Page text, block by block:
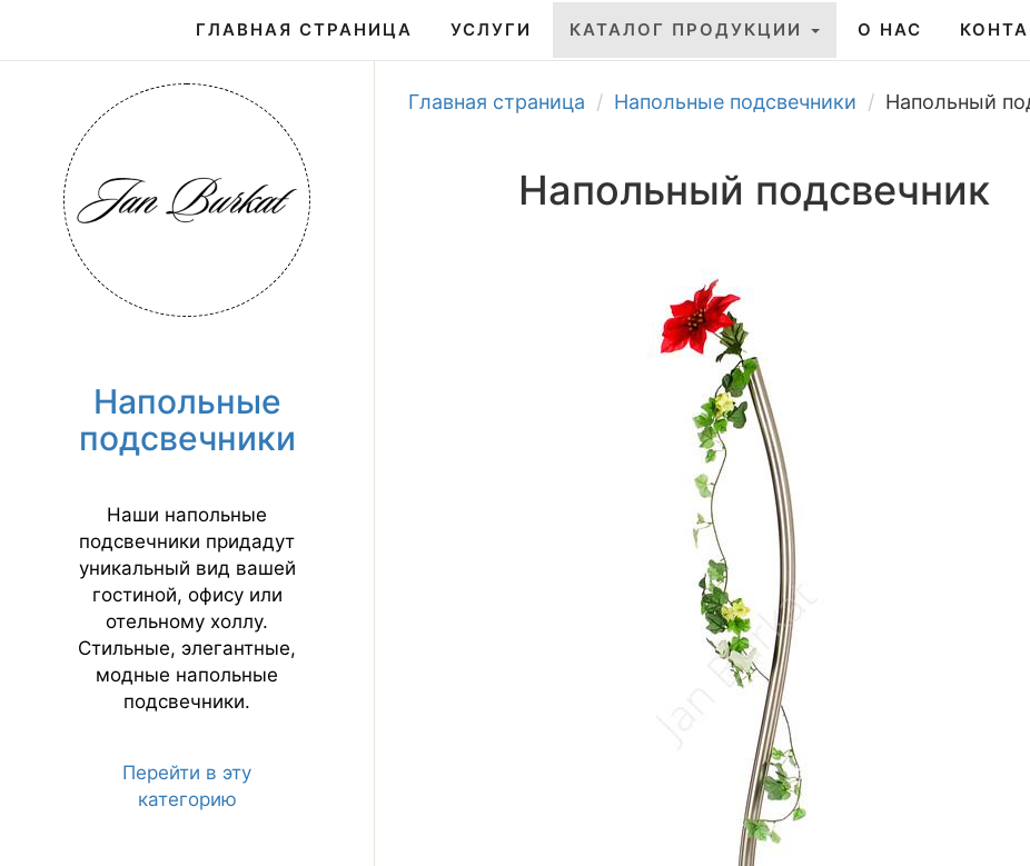
ГЛАВНАЯ СТРАНИЦА УСЛУГИ КАТАЛОГ ПРОДУКЦИИ О НАС
Напольные
подсвечники
Наши напольные
подсвечники придадут
уникальный вид вашей
гостиной, офису или
отельному холлу.
Стильные, элегантные,
модные напольные
подсвечники.
Перейти в эту
категорию
Главная страница Напольные подсвечники Напольный
Напольный подсвечник